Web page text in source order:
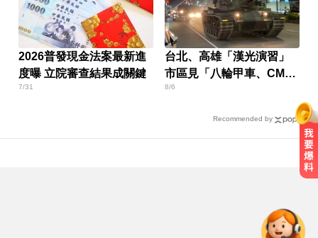
2026普發現金法案最新進
度曝 立院審查結果成關鍵
7/31
台北、高雄「漢光演習」
市區見「八輪甲車、CM11
戰車」
8/6
Recommended by